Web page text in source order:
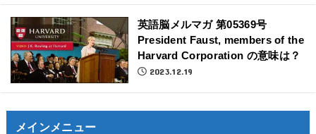
英語脳メルマガ 第05369号
President Faust, members of the
Harvard Corporation の意味は？
2023.12.19
メインメニュー